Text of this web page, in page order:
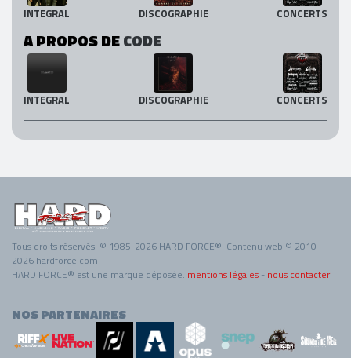
INTEGRAL DISCOGRAPHIE CONCERTS
A PROPOS DECODE
INTEGRAL DISCOGRAPHIE CONCERTS
Tous droits réservés. © 1985-2026 HARD FORCE®. Contenu web © 2010-
2026 hardforce.com
HARD FORCE® est une marque déposée. mentions légales - nous contacter
NOS PARTENAIRES